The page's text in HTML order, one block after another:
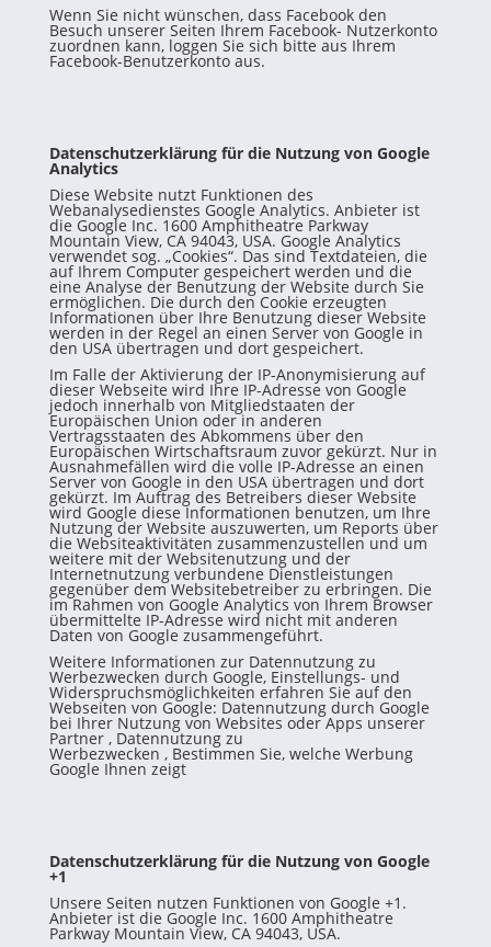
Wenn Sie nicht wünschen, dass Facebook den
Besuch unserer Seiten Ihrem Facebook- Nutzerkonto
zuordnen kann, loggen Sie sich bitte aus Ihrem
Facebook-Benutzerkonto aus.
Datenschutzerklärung für die Nutzung von Google
Analytics
Diese Website nutzt Funktionen des
Webanalysedienstes Google Analytics. Anbieter ist
die Google Inc. 1600 Amphitheatre Parkway
Mountain View, CA 94043, USA. Google Analytics
verwendet sog. „Cookies“. Das sind Textdateien, die
auf Ihrem Computer gespeichert werden und die
eine Analyse der Benutzung der Website durch Sie
ermöglichen. Die durch den Cookie erzeugten
Informationen über Ihre Benutzung dieser Website
werden in der Regel an einen Server von Google in
den USA übertragen und dort gespeichert.
Im Falle der Aktivierung der IP-Anonymisierung auf
dieser Webseite wird Ihre IP-Adresse von Google
jedoch innerhalb von Mitgliedstaaten der
Europäischen Union oder in anderen
Vertragsstaaten des Abkommens über den
Europäischen Wirtschaftsraum zuvor gekürzt. Nur in
Ausnahmefällen wird die volle IP-Adresse an einen
Server von Google in den USA übertragen und dort
gekürzt. Im Auftrag des Betreibers dieser Website
wird Google diese Informationen benutzen, um Ihre
Nutzung der Website auszuwerten, um Reports über
die Websiteaktivitäten zusammenzustellen und um
weitere mit der Websitenutzung und der
Internetnutzung verbundene Dienstleistungen
gegenüber dem Websitebetreiber zu erbringen. Die
im Rahmen von Google Analytics von Ihrem Browser
übermittelte IP-Adresse wird nicht mit anderen
Daten von Google zusammengeführt.
Weitere Informationen zur Datennutzung zu
Werbezwecken durch Google, Einstellungs- und
Widerspruchsmöglichkeiten erfahren Sie auf den
Webseiten von Google: Datennutzung durch Google
bei Ihrer Nutzung von Websites oder Apps unserer
Partner, Datennutzung zu
Werbezwecken , Bestimmen Sie, welche Werbung
Google Ihnen zeigt
Datenschutzerklärung für die Nutzung von Google
+1
Unsere Seiten nutzen Funktionen von Google +1.
Anbieter ist die Google Inc. 1600 Amphitheatre
Parkway Mountain View, CA 94043, USA.